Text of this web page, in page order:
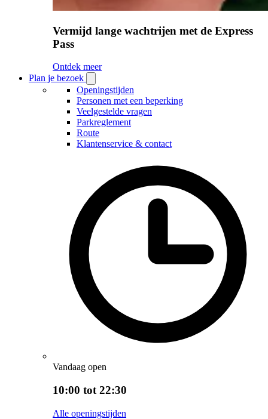
Vermijd lange wachtrijen met de Express
Pass
Ontdek meer
Plan je bezoek
Plan
je
bezoek
submenu
Openingstijden
Personen met een beperking
Veelgestelde vragen
Parkreglement
Route
Klantenservice & contact
Vandaag open
10:00 tot 22:30
Alle openingstijden